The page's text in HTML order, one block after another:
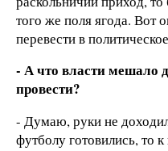
того же поля ягода. Вот
перевести в
- А что власти мешало
провести?
- Думаю, руки не
футболу готовились, то